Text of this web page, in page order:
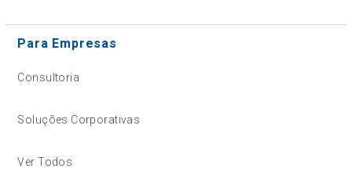
Para Empresas
Consultoria
Soluções Corporativas
Ver Todos